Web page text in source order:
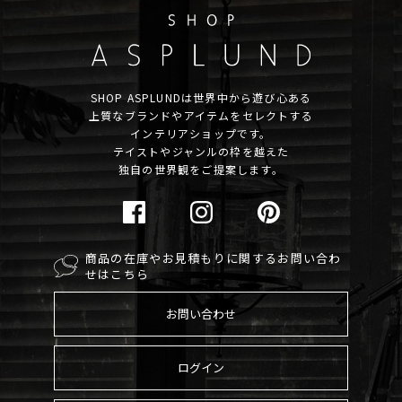
SHOP ASPLUNDは世界中から遊び心ある
上質なブランドやアイテムをセレクトする
インテリアショップです。
テイストやジャンルの枠を越えた
独自の世界観をご提案します。
商品の在庫やお見積もりに関するお問い合わ
せはこちら
お問い合わせ
ログイン